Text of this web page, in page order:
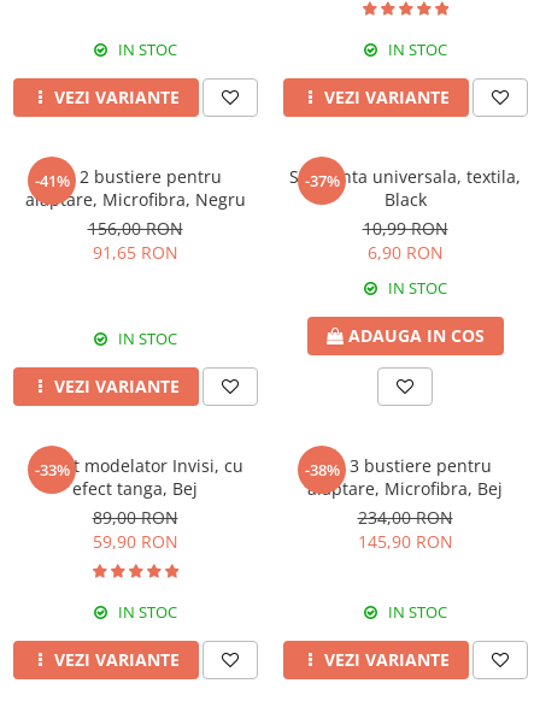
IN STOC
VEZI VARIANTE
IN STOC
VEZI VARIANTE
-41%
Set 2 bustiere pentru
alaptare, Microfibra, Negru
156,00 RON
91,65 RON
IN STOC
VEZI VARIANTE
-37%
Siguranta universala, textila,
Black
10,99 RON
6,90 RON
IN STOC
ADAUGA IN COS
-33%
Colant modelator Invisi, cu
efect tanga, Bej
89,00 RON
59,90 RON
IN STOC
VEZI VARIANTE
-38%
Set 3 bustiere pentru
alaptare, Microfibra, Bej
234,00 RON
145,90 RON
IN STOC
VEZI VARIANTE